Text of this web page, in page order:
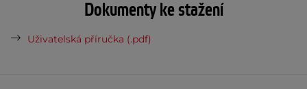
Dokumenty ke stažení
Uživatelská příručka (.pdf)